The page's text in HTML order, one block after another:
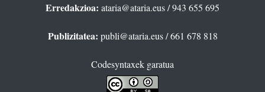
Erredakzioa: ataria@ataria.eus/ 943 655 695
Publizitatea: publi@ataria.eus/ 661 678 818
Codesyntaxek garatua